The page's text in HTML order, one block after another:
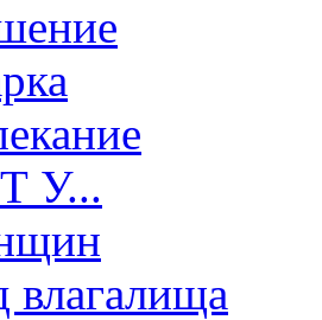
У...
влагалища